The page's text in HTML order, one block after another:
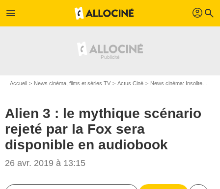
menu profil search
Accueil News cinéma, films et séries TV Actus Ciné News cinéma: Insolite
Alien 3 : le mythique scénario
rejeté par la Fox sera
disponible en audiobook
26 avr. 2019 à 13:15